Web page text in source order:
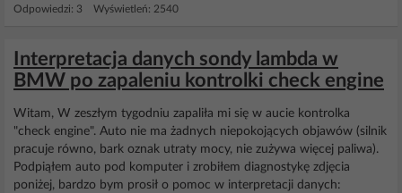
Odpowiedzi: 3 Wyświetleń: 2540
Interpretacja danych sondy lambda w
BMW po zapaleniu kontrolki check engine
Witam, W zeszłym tygodniu zapaliła mi się w aucie kontrolka
"check engine". Auto nie ma żadnych niepokojących objawów (silnik
pracuje równo, bark oznak utraty mocy, nie zużywa więcej paliwa).
Podpiąłem auto pod komputer i zrobiłem diagnostykę zdjęcia
poniżej, bardzo bym prosił o pomoc w interpretacji danych: